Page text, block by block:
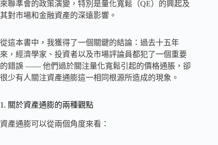
來聯準會的政策演變，特別是量化寬鬆（QE）的興起及
其對市場和金融資產的深遠影響。
從這本書中，我獲得了一個關鍵的結論：過去十五年
來，經濟學家、投資者以及市場評論員都犯了一個重要
的錯誤 —— 他們過於關注量化寬鬆引起的價格通脹，卻
很少有人關注資產通膨這一相同根源所造成的現象。
1. 關於資產通膨的兩種觀點
資產通膨可以從兩個角度來看：